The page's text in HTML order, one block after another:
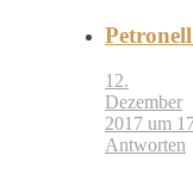
12.
Dezember
2017 um
Antworten